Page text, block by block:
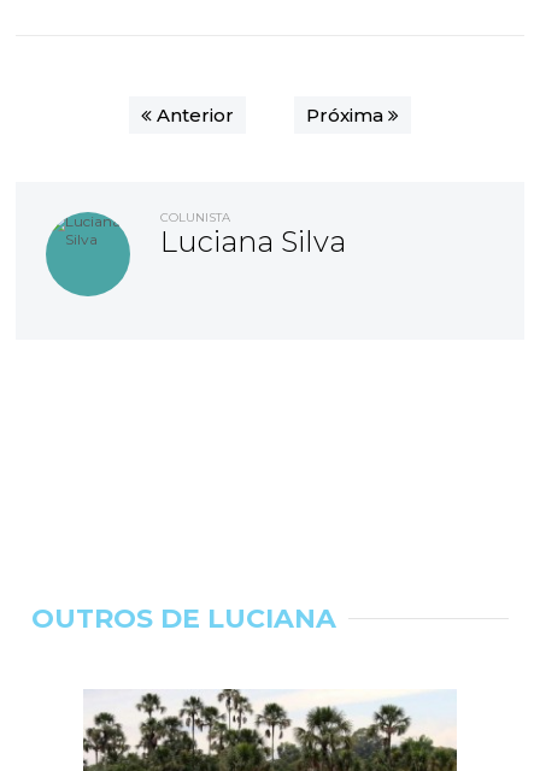
Anterior Próxima
COLUNISTA
Luciana Silva
OUTROS DE LUCIANA